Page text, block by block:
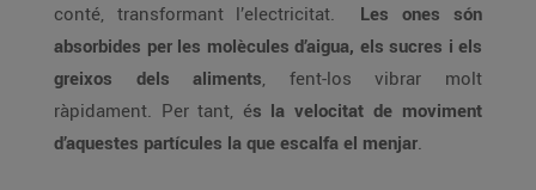
conté, transformant l’electricitat. Les ones són
absorbides per les molècules d’aigua, els sucres i els
greixos dels aliments, fent-los vibrar molt
ràpidament. Per tant, és la velocitat de moviment
d’aquestes partícules la que escalfa el menjar.